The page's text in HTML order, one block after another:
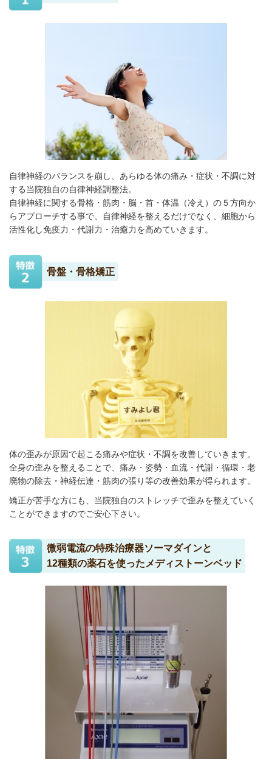
自律神経のバランスを崩し、あらゆる体の痛み・症状・不調に対
する当院独自の自律神経調整法。
自律神経に関する骨格・筋肉・脳・首・体温（冷え）の５方向か
らアプローチする事で、自律神経を整えるだけでなく、細胞から
活性化し免疫力・代謝力・治癒力を高めていきます。
骨盤・骨格矯正
体の歪みが原因で起こる痛みや症状・不調を改善していきます。
全身の歪みを整えることで、痛み・姿勢・血流・代謝・循環・老
廃物の除去・神経伝達・筋肉の張り等の改善効果が得られます。
矯正が苦手な方にも、当院独自のストレッチで歪みを整えていく
ことができますのでご安心下さい。
微弱電流の特殊治療器ソーマダインと
12種類の薬石を使ったメディストーンベッド